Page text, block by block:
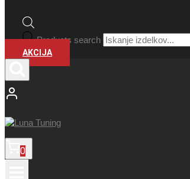
Products search
AKCIJA
0